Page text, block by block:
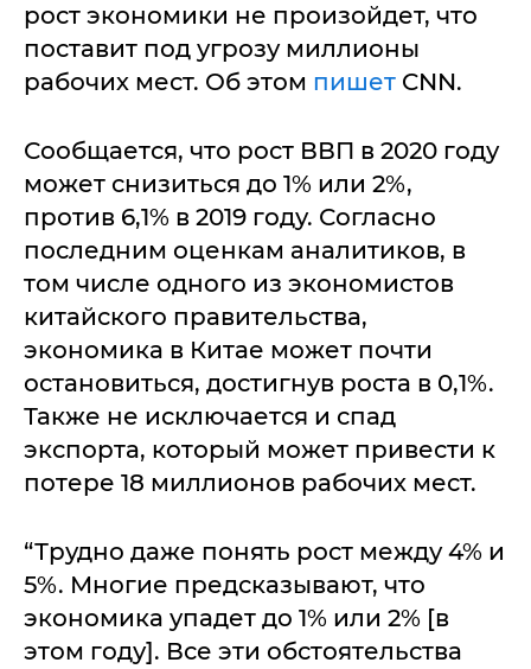
рост экономики не произойдет, что
поставит под угрозу миллионы
рабочих мест. Об этом пишет CNN.
Сообщается, что рост ВВП в 2020 году
может снизиться до 1% или 2%,
против 6,1% в 2019 году. Согласно
последним оценкам аналитиков, в
том числе одного из экономистов
китайского правительства,
экономика в Китае может почти
остановиться, достигнув роста в 0,1%.
Также не исключается и спад
экспорта, который может привести к
потере 18 миллионов рабочих мест.
“Трудно даже понять рост между 4% и
5%. Многие предсказывают, что
экономика упадет до 1% или 2% [в
этом году]. Все эти обстоятельства